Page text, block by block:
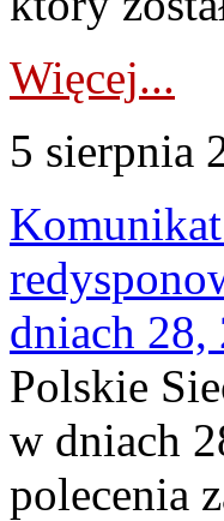
Więcej...
5 sierpnia
dniach 28,
Polskie
w dniach
polecenia